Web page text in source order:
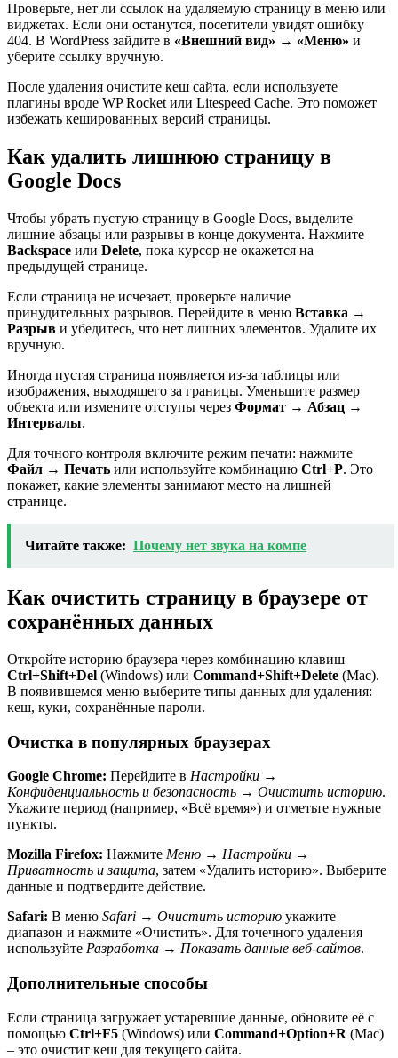
Проверьте, нет ли ссылок на удаляемую страницу в меню или
виджетах. Если они останутся, посетители увидят ошибку
404. В WordPress зайдите в «Внешний вид» → «Меню» и
уберите ссылку вручную.
После удаления очистите кеш сайта, если используете
плагины вроде WP Rocket или Litespeed Cache. Это поможет
избежать кешированных версий страницы.
Как удалить лишнюю страницу в
Google Docs
Чтобы убрать пустую страницу в Google Docs, выделите
лишние абзацы или разрывы в конце документа. Нажмите
Backspace или Delete, пока курсор не окажется на
предыдущей странице.
Если страница не исчезает, проверьте наличие
принудительных разрывов. Перейдите в меню Вставка →
Разрыв и убедитесь, что нет лишних элементов. Удалите их
вручную.
Иногда пустая страница появляется из-за таблицы или
изображения, выходящего за границы. Уменьшите размер
объекта или измените отступы через Формат → Абзац →
Интервалы.
Для точного контроля включите режим печати: нажмите
Файл → Печать или используйте комбинацию Ctrl+P. Это
покажет, какие элементы занимают место на лишней
странице.
Читайте также: Почему нет звука на компе
Как очистить страницу в браузере от
сохранённых данных
Откройте историю браузера через комбинацию клавиш
Ctrl+Shift+Del (Windows) или Command+Shift+Delete (Mac).
В появившемся меню выберите типы данных для удаления:
кеш, куки, сохранённые пароли.
Очистка в популярных браузерах
Google Chrome: Перейдите в Настройки →
Конфиденциальность и безопасность → Очистить историю.
Укажите период (например, «Всё время») и отметьте нужные
пункты.
Mozilla Firefox: Нажмите Меню → Настройки →
Приватность и защита, затем «Удалить историю». Выберите
данные и подтвердите действие.
Safari: В меню Safari → Очистить историю укажите
диапазон и нажмите «Очистить». Для точечного удаления
используйте Разработка → Показать данные веб-сайтов.
Дополнительные способы
Если страница загружает устаревшие данные, обновите её с
помощью Ctrl+F5 (Windows) или Command+Option+R (Mac)
– это очистит кеш для текущего сайта.